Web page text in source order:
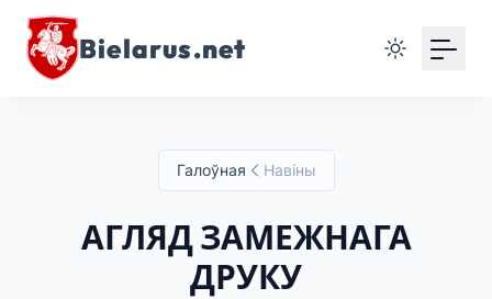
Bielarus.net
Галоўная Навіны
АГЛЯД ЗАМЕЖНАГА
ДРУКУ